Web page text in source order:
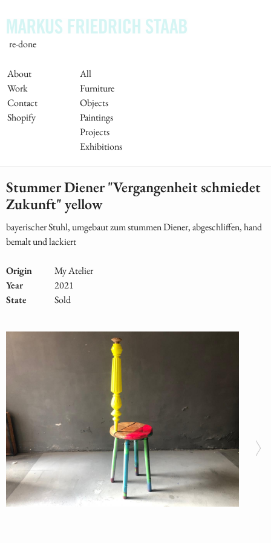
to
main
content
re-done
Main
Navigation
About
Work
Contact
Shopify
All
Furniture
Objects
Paintings
Projects
Exhibitions
Stummer Diener "Vergangenheit schmiedet
Zukunft" yellow
bayerischer Stuhl, umgebaut zum stummen Diener, abgeschliffen, hand
bemalt und lackiert
Origin
My Atelier
Year
2021
State
Sold